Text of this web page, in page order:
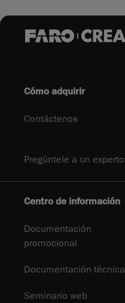
Cómo adquirir
Contáctenos
Pregúntele a un experto
Centro de información
Documentación
promocional
Documentación técnica
Seminario web